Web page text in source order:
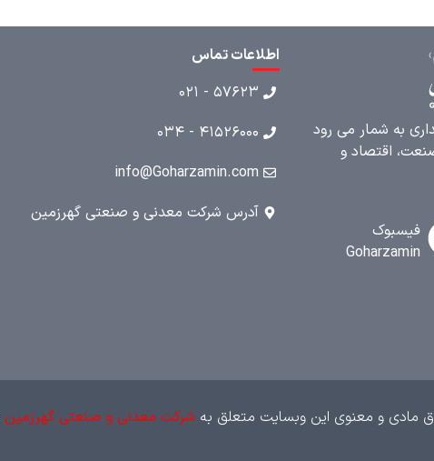
به شمار می رود
اقتصاد و
فیسبوک
Goharzamin
اطلاعات تماس
۵۷۶۲۳ - ۰۲۱
۴۱۵۲۶۰۰۰ - ۰۳۴
info@Goharzamin.com
آدرس شرکت معدنی و صنعتی گهرزمین
مادی و معنوی این وبسایت متعلق به شرکت معدنی و صنعتی گهرزمین